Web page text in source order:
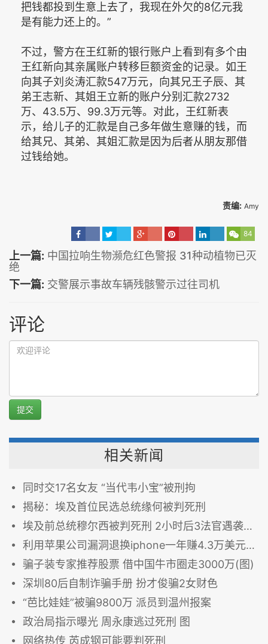
把钱都投到生意上去了，我现在外欠的8亿元我
是有能力还上的。”
不过，警方在王红新的银行账户上看到有多个由
王红新向其亲属账户转移巨额资金的记录。如王
向其子刘炎涛汇款547万元，向其兄王子辰、其
弟王志新、其姐王立新的账户分别汇款2732
万、43.5万、99.3万元等。对此，王红新表
示，给儿子的汇款是自己多年做生意赚的钱，而
给其兄、其弟、其姐汇款是因为后者从朋友那借
过钱给她。
责编: Amy
84
上一篇: 中国拉响生物濒危红色警报 31种动植物已灭
绝
下一篇: 交警展示事故车辆残骸警示过往司机
评论
提交
相关新闻
同时交17名女友 “当代韦小宝”被刑拘
揭秘：埃及首位民选总统缘何被判死刑
埃及前总统穆尔西被判死刑 2小时后3法官遇袭身亡（图)
利用苹果公司漏洞退换iphone一年赚4.3万美元（图）
骗子装专家推荐股票 借中国牛市圈走3000万(图)
深圳80后自制诈骗手册 扮才俊骗2女财色
“芭比娃娃”被骗9800万 派员到温州报案
政治局指示曝光 周永康逃过死刑 图
网络热传 芮成钢可能要判死刑